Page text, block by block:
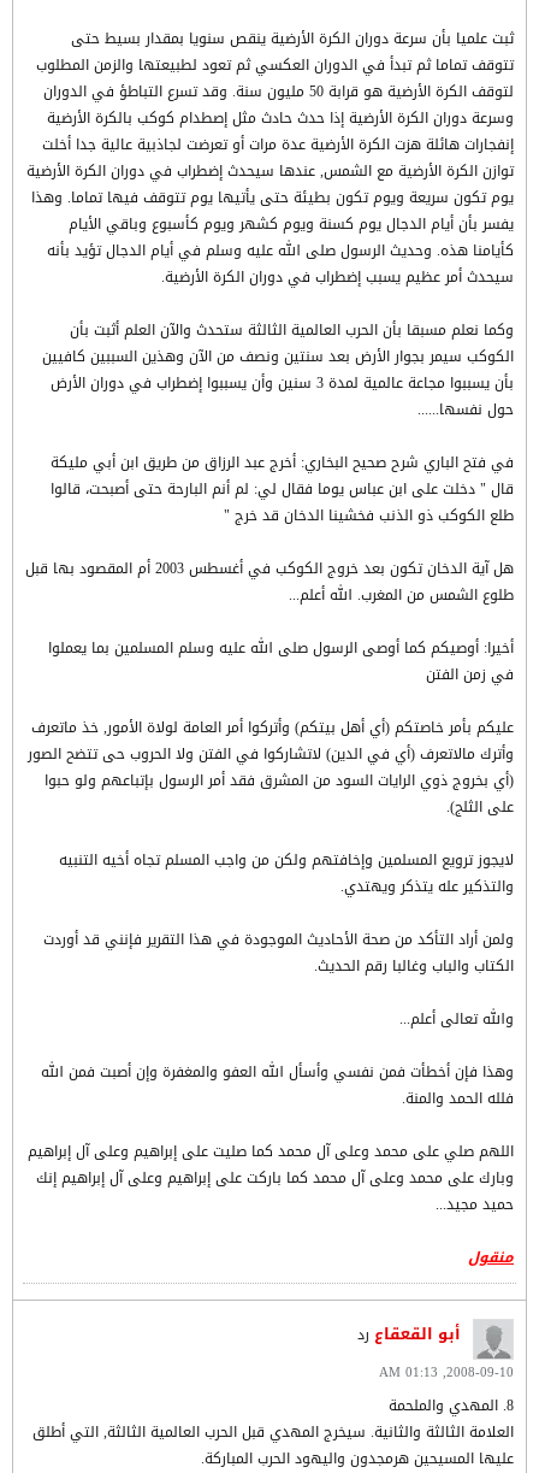
ثبت علميا بأن سرعة دوران الكرة الأرضية ينقص سنويا بمقدار بسيط حتى
تتوقف تماما ثم تبدأ في الدوران العكسي ثم تعود لطبيعتها والزمن المطلوب
لتوقف الكرة الأرضية هو قرابة 50 مليون سنة. وقد تسرع التباطؤ في الدوران
وسرعة دوران الكرة الأرضية إذا حدث حادث مثل إصطدام كوكب بالكرة الأرضية
إنفجارات هائلة هزت الكرة الأرضية عدة مرات أو تعرضت لجاذبية عالية جدا أخلت
توازن الكرة الأرضية مع الشمس, عندها سيحدث إضطراب في دوران الكرة الأرضية
يوم تكون سريعة ويوم تكون بطيئة حتى يأتيها يوم تتوقف فيها تماما. وهذا
يفسر بأن أيام الدجال يوم كسنة ويوم كشهر ويوم كأسبوع وباقي الأيام
كأيامنا هذه. وحديث الرسول صلى الله عليه وسلم في أيام الدجال تؤيد بأنه
سيحدث أمر عظيم يسبب إضطراب في دوران الكرة الأرضية.
وكما نعلم مسبقا بأن الحرب العالمية الثالثة ستحدث والآن العلم أثبت بأن
الكوكب سيمر بجوار الأرض بعد سنتين ونصف من الآن وهذين السببين كافيين
بأن يسببوا مجاعة عالمية لمدة 3 سنين وأن يسببوا إضطراب في دوران الأرض
حول نفسها......
في فتح الباري شرح صحيح البخاري: أخرج عبد الرزاق من طريق ابن أبي مليكة
قال " دخلت على ابن عباس يوما فقال لي: لم أنم البارحة حتى أصبحت، قالوا
طلع الكوكب ذو الذنب فخشينا الدخان قد خرج "
هل آية الدخان تكون بعد خروج الكوكب في أغسطس 2003 أم المقصود بها قبل
طلوع الشمس من المغرب. الله أعلم...
أخيرا: أوصيكم كما أوصى الرسول صلى الله عليه وسلم المسلمين بما يعملوا
في زمن الفتن
عليكم بأمر خاصتكم (أي أهل بيتكم) وأتركوا أمر العامة لولاة الأمور, خذ ماتعرف
وأترك مالاتعرف (أي في الدين) لاتشاركوا في الفتن ولا الحروب حى تتضح الصور
(أي بخروج ذوي الرايات السود من المشرق فقد أمر الرسول بإتباعهم ولو حبوا
على الثلج).
لايجوز ترويع المسلمين وإخافتهم ولكن من واجب المسلم تجاه أخيه التنبيه
والتذكير عله يتذكر ويهتدي.
ولمن أراد التأكد من صحة الأحاديث الموجودة في هذا التقرير فإنني قد أوردت
الكتاب والباب وغالبا رقم الحديث.
والله تعالى أعلم...
وهذا فإن أخطأت فمن نفسي وأسأل الله العفو والمغفرة وإن أصبت فمن الله
فلله الحمد والمنة.
اللهم صلي على محمد وعلى آل محمد كما صليت على إبراهيم وعلى آل إبراهيم
وبارك على محمد وعلى آل محمد كما باركت على إبراهيم وعلى آل إبراهيم إنك
حميد مجيد...
منقول
أبو القعقاع رد
2008-09-10, 01:13 AM
8. المهدي والملحمة
العلامة الثالثة والثانية. سيخرج المهدي قبل الحرب العالمية الثالثة, التي أطلق
عليها المسيحين هرمجدون واليهود الحرب المباركة.